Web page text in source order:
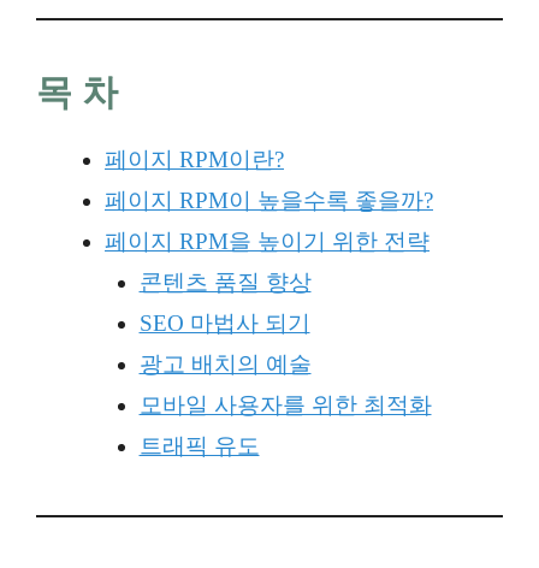
목 차
페이지 RPM이란?
페이지 RPM이 높을수록 좋을까?
페이지 RPM을 높이기 위한 전략
콘텐츠 품질 향상
SEO 마법사 되기
광고 배치의 예술
모바일 사용자를 위한 최적화
트래픽 유도